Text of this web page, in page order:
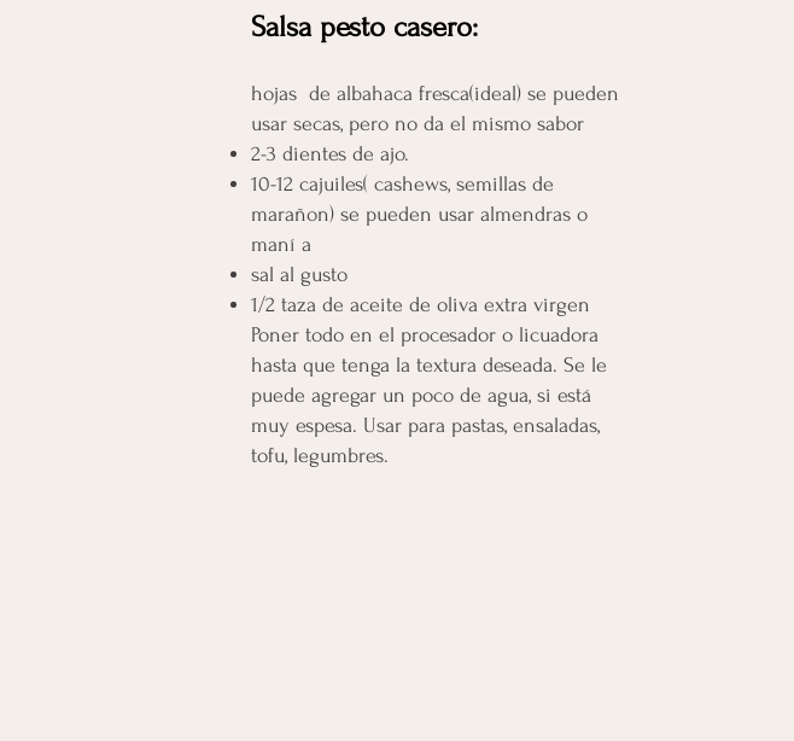
Salsa pesto casero:
hojas de albahaca fresca(ideal) se pueden
usar secas, pero no da el mismo sabor
2-3 dientes de ajo.
10-12 cajuiles( cashews, semillas de
marañon) se pueden usar almendras o
maní a
sal al gusto
1/2 taza de aceite de oliva extra virgen
Poner todo en el procesador o licuadora
hasta que tenga la textura deseada. Se le
puede agregar un poco de agua, si está
muy espesa. Usar para pastas, ensaladas,
tofu, legumbres.